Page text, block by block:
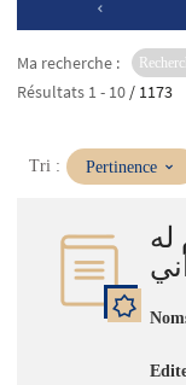
Ma recherche :
Résultats 1 - 10 / 1173
Tri : (Mise
immédiate)
Pertinence